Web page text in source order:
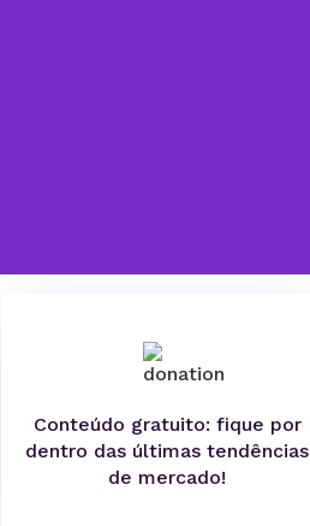
Conteúdo gratuito: fique por
dentro das últimas tendências
de mercado!